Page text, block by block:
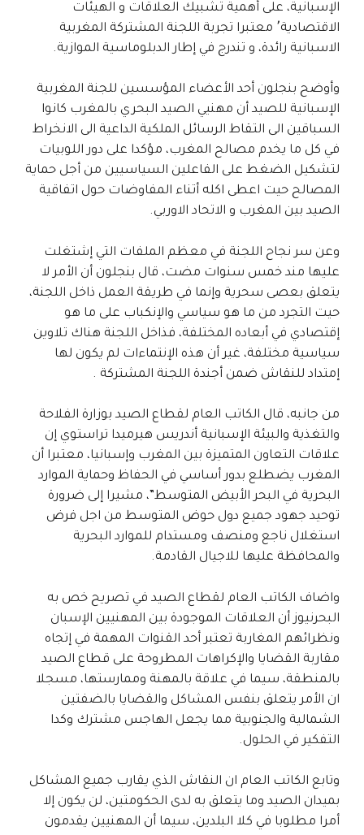
الإسبانية، على أهمية تشبيك العلاقات و الهيئات
الاقتصادية٬ معتبرا تجربة اللجنة المشتركة المغربية
الاسبانية رائدة، و تندرج في إطار الدبلوماسية الموازية.
وأوضح بنجلون أحد الأعضاء المؤسسين للجنة المغربية
الإسبانية للصيد أن مهنيي الصيد البحري بالمغرب كانوا
السباقين الى التقاط الرسائل الملكية الداعية الى الانخراط
في كل ما يخدم مصالح المغرب، مؤكدا على دور اللوبيات
لتشكيل الضغط على الفاعلين السياسيين من أجل حماية
المصالح حيت اعطى اكله أتناء المفاوضات حول اتفاقية
الصيد بين المغرب و الاتحاد الاوربي.
وعن سر نجاح اللجنة في معظم الملفات التي إشتغلت
عليها مند خمس سنوات مضت، قال بنجلون أن الأمر لا
يتعلق بعصى سحرية وإنما في طريقة العمل ذاخل اللجنة،
حيت التجرد من ما هو سياسي والإنكباب على ما هو
إقتصادي في أبعاده المختلفة، فذاخل اللجنة هناك تلاوين
سياسية مختلفة، غير أن هذه الإنتماءات لم يكون لها
إمتداد للنقاش ضمن أجندة اللجنة المشتركة .
من جانبه، قال الكاتب العام لقطاع الصيد بوزارة الفلاحة
والتغذية والبيئة الإسبانية أندريس هيرميدا تراستوي إن
علاقات التعاون المتميزة بين المغرب وإسبانيا، معتبرا أن
المغرب يضطلع بدور أساسي في الحفاظ وحماية الموارد
البحرية في البحر الأبيض المتوسط”، مشيرا إلى ضرورة
توحيد جهود جميع دول حوض المتوسط من اجل فرض
استغلال ناجع ومنصف ومستدام للموارد البحرية
والمحافظة عليها للاجيال القادمة.
واضاف الكاتب العام لقطاع الصيد في تصريح خص به
البحرنيوز أن العلاقات الموجودة بين المهنيين الإسبان
ونظرائهم المغاربة تعتبر أحد القنوات المهمة في إتجاه
مقاربة القضايا والإكراهات المطروحة على قطاع الصيد
بالمنطقة، سيما في علاقة بالمهنة وممارستها، مسجلا
ان الأمر يتعلق بنفس المشاكل والقضايا بالضفتين
الشمالية والجنوبية مما يجعل الهاجس مشترك وكدا
التفكير في الحلول.
وتابع الكاتب العام ان النقاش الذي يقارب جميع المشاكل
بميدان الصيد وما يتعلق به لدى الحكومتين، لن يكون إلا
أمرا مطلوبا في كلا البلدين، سيما أن المهنيين يقدمون